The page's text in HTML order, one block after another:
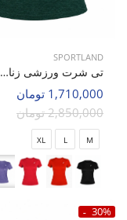
SPORTLAND
تی شرت ورزشی زنانه اسپورتلند SHIFT Lumin W
1,710,000 تومان
2,850,000 تومان
M
L
XL
30%